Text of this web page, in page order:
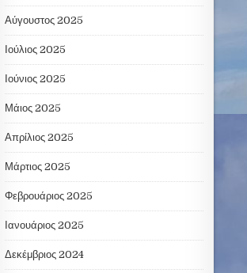
Αύγουστος 2025
Ιούλιος 2025
Ιούνιος 2025
Μάιος 2025
Απρίλιος 2025
Μάρτιος 2025
Φεβρουάριος 2025
Ιανουάριος 2025
Δεκέμβριος 2024